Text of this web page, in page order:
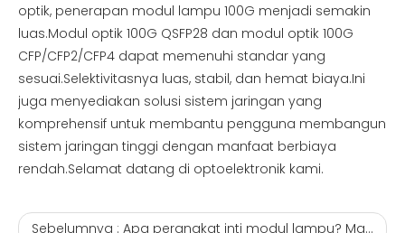
optik, penerapan modul lampu 100G menjadi semakin
luas.Modul optik 100G QSFP28 dan modul optik 100G
CFP/CFP2/CFP4 dapat memenuhi standar yang
sesuai.Selektivitasnya luas, stabil, dan hemat biaya.Ini
juga menyediakan solusi sistem jaringan yang
komprehensif untuk membantu pengguna membangun
sistem jaringan tinggi dengan manfaat berbiaya
rendah.Selamat datang di optoelektronik kami.
Sebelumnya : Apa perangkat inti modul lampu? Manufaktur epon onu